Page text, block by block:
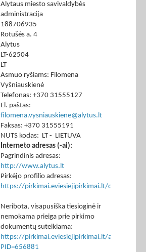
Alytaus miesto savivaldybės
administracija
188706935
Rotušės a. 4
Alytus
LT-62504
LT
Asmuo ryšiams: Filomena
Vyšniauskienė
Telefonas: +370 31555127
El. paštas:
filomena.vysniauskiene@alytus.lt
Faksas: +370 31555191
NUTS kodas: LT - LIETUVA
Interneto adresas (-ai):
Pagrindinis adresas:
http://www.alytus.lt
Pirkėjo profilio adresas:
https://pirkimai.eviesiejipirkimai.lt/ctm/
Neribota, visapusiška tiesioginė ir
nemokama prieiga prie pirkimo
dokumentų suteikiama:
https://pirkimai.eviesiejipirkimai.lt/app/rfq/
PID=656881